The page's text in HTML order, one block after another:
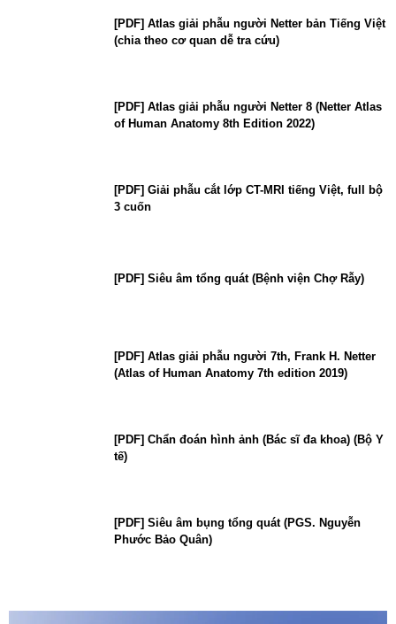
[PDF] Atlas giải phẫu người Netter bản Tiếng Việt
(chia theo cơ quan dễ tra cứu)
[PDF] Atlas giải phẫu người Netter 8 (Netter Atlas
of Human Anatomy 8th Edition 2022)
[PDF] Giải phẫu cắt lớp CT-MRI tiếng Việt, full bộ
3 cuốn
[PDF] Siêu âm tổng quát (Bệnh viện Chợ Rẫy)
[PDF] Atlas giải phẫu người 7th, Frank H. Netter
(Atlas of Human Anatomy 7th edition 2019)
[PDF] Chẩn đoán hình ảnh (Bác sĩ đa khoa) (Bộ Y
tế)
[PDF] Siêu âm bụng tổng quát (PGS. Nguyễn
Phước Bảo Quân)